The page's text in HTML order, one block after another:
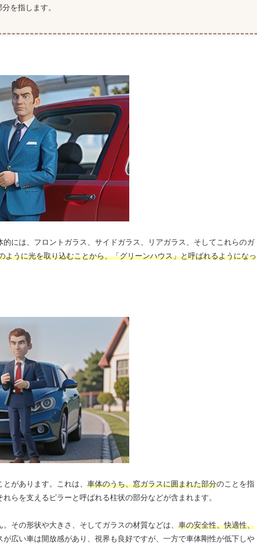
を指します。
的には、フロントガラス、サイドガラス、リアガラス、そしてこれらのガ
ように光を取り込むことから、「グリーンハウス」と呼ばれるようになっ
があります。これは、 車体のうち、窓ガラスに囲まれた部分のことを指
らを支えるピラーと呼ばれる柱状の部分などが含まれます。
その形状や大きさ、そしてガラスの材質などは、 車の安全性、快適性、
広い車は開放感があり、視界も良好ですが、一方で車体剛性が低下しや